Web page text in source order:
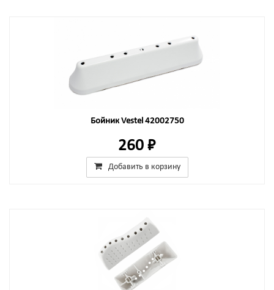
Бойник Vestel 42002750
260 ₽
Добавить в корзину